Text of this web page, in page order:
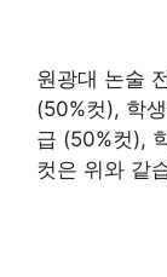
원광대 논술
(50%컷), 학
급 (50%컷),
컷은 위와 같